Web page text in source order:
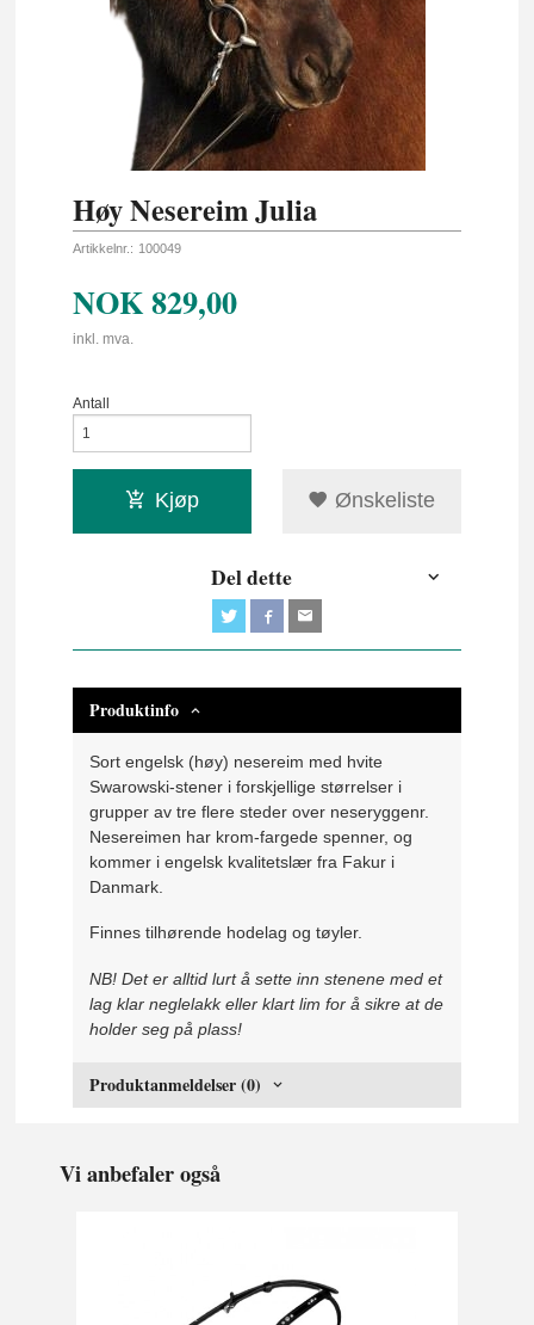
Høy Nesereim Julia
Artikkelnr.: 100049
NOK829,00
inkl. mva.
Antall
Kjøp Ønskeliste
Del dette
Produktinfo
Sort engelsk (høy) nesereim med hvite
Swarowski-stener i forskjellige størrelser i
grupper av tre flere steder over neseryggenr.
Nesereimen har krom-fargede spenner, og
kommer i engelsk kvalitetslær fra Fakur i
Danmark.
Finnes tilhørende hodelag og tøyler.
NB! Det er alltid lurt å sette inn stenene med et
lag klar neglelakk eller klart lim for å sikre at de
holder seg på plass!
Produktanmeldelser (0)
Vi anbefaler også